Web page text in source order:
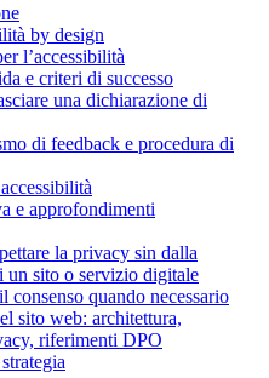
by design
l’accessibilità
e criteri di successo
una dichiarazione di
di feedback e procedura di
e approfondimenti
la privacy sin dalla
un sito o servizio digitale
consenso quando necessario
sito web: architettura,
riferimenti DPO